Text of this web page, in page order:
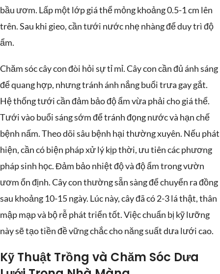
bầu ươm. Lấp một lớp giá thể mỏng khoảng 0.5-1 cm lên
trên. Sau khi gieo, cần tưới nước nhẹ nhàng để duy trì độ
ẩm.
Chăm sóc cây con đòi hỏi sự tỉ mỉ. Cây con cần đủ ánh sáng
để quang hợp, nhưng tránh ánh nắng buổi trưa gay gắt.
Hệ thống tưới cần đảm bảo độ ẩm vừa phải cho giá thể.
Tưới vào buổi sáng sớm để tránh đọng nước và hạn chế
bệnh nấm. Theo dõi sâu bệnh hại thường xuyên. Nếu phát
hiện, cần có biện pháp xử lý kịp thời, ưu tiên các phương
pháp sinh học. Đảm bảo nhiệt độ và độ ẩm trong vườn
ươm ổn định. Cây con thường sẵn sàng để chuyển ra đồng
sau khoảng 10-15 ngày. Lúc này, cây đã có 2-3 lá thật, thân
mập mạp và bộ rễ phát triển tốt. Việc chuẩn bị kỹ lưỡng
này sẽ tạo tiền đề vững chắc cho năng suất dưa lưới cao.
Kỹ Thuật Trồng và Chăm Sóc Dưa